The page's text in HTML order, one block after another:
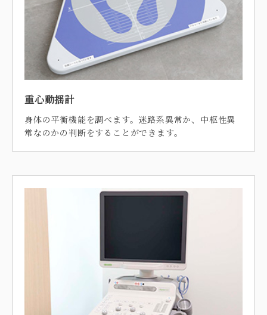
重心動揺計
身体の平衡機能を調べます。迷路系異常か、中枢性異
常なのかの判断をすることができます。